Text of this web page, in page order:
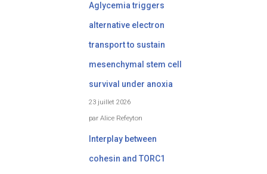
Aglycemia triggers
alternative electron
transport to sustain
mesenchymal stem cell
survival under anoxia
23 juillet 2026
par Alice Refeyton
Interplay between
cohesin and TORC1